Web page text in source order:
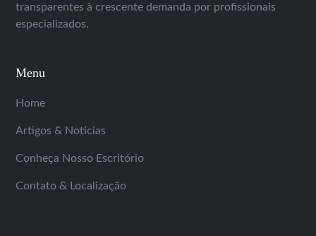
transparentes à crescente demanda por profissionais
especializados.
Menu
Home
Artigos & Notícias
Conheça Nosso Escritório
Contato & Localização